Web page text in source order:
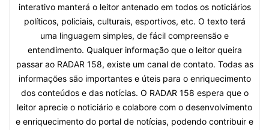
interativo manterá o leitor antenado em todos os noticiários
políticos, policiais, culturais, esportivos, etc. O texto terá
uma linguagem simples, de fácil compreensão e
entendimento. Qualquer informação que o leitor queira
passar ao RADAR 158, existe um canal de contato. Todas as
informações são importantes e úteis para o enriquecimento
dos conteúdos e das notícias. O RADAR 158 espera que o
leitor aprecie o noticiário e colabore com o desenvolvimento
e enriquecimento do portal de notícias, podendo contribuir e